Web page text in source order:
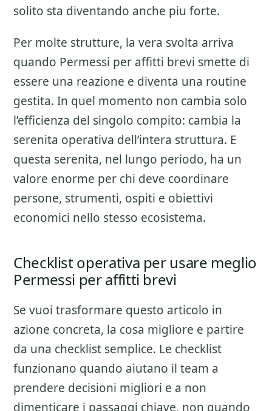
solito sta diventando anche piu forte.
Per molte strutture, la vera svolta arriva
quando Permessi per affitti brevi smette di
essere una reazione e diventa una routine
gestita. In quel momento non cambia solo
l’efficienza del singolo compito: cambia la
serenita operativa dell’intera struttura. E
questa serenita, nel lungo periodo, ha un
valore enorme per chi deve coordinare
persone, strumenti, ospiti e obiettivi
economici nello stesso ecosistema.
Checklist operativa per usare meglio
Permessi per affitti brevi
Se vuoi trasformare questo articolo in
azione concreta, la cosa migliore e partire
da una checklist semplice. Le checklist
funzionano quando aiutano il team a
prendere decisioni migliori e a non
dimenticare i passaggi chiave, non quando